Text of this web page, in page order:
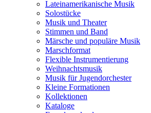
Lateinamerikanische Musik
Solostücke
Musik und Theater
Stimmen und Band
Märsche und populäre Musik
Marschformat
Flexible Instrumentierung
Weihnachtsmusik
Musik für Jugendorchester
Kleine Formationen
Kollektionen
Kataloge